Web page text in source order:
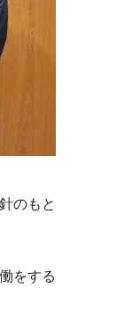
のもと
をする